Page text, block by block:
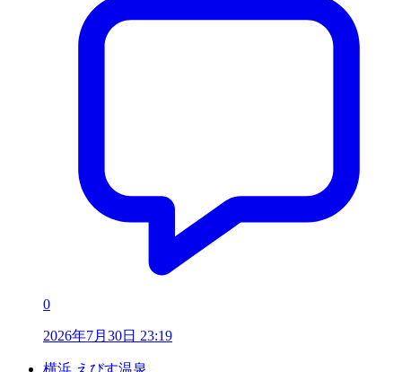
0
2026年7月30日 23:19